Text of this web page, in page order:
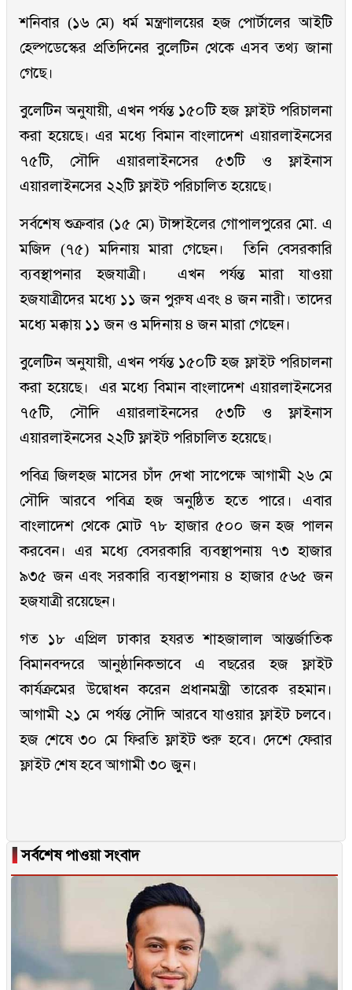
শনিবার (১৬ মে) ধর্ম মন্ত্রণালয়ের হজ পোর্টালের আইটি
হেল্পডেস্কের প্রতিদিনের বুলেটিন থেকে এসব তথ্য জানা
গেছে।
বুলেটিন অনুযায়ী, এখন পর্যন্ত ১৫০টি হজ ফ্লাইট পরিচালনা
করা হয়েছে। এর মধ্যে বিমান বাংলাদেশ এয়ারলাইনসের
৭৫টি, সৌদি এয়ারলাইনসের ৫৩টি ও ফ্লাইনাস
এয়ারলাইনসের ২২টি ফ্লাইট পরিচালিত হয়েছে।
সর্বশেষ শুক্রবার (১৫ মে) টাঙ্গাইলের গোপালপুরের মো. এ
মজিদ (৭৫) মদিনায় মারা গেছেন। তিনি বেসরকারি
ব্যবস্থাপনার হজযাত্রী। এখন পর্যন্ত মারা যাওয়া
হজযাত্রীদের মধ্যে ১১ জন পুরুষ এবং ৪ জন নারী। তাদের
মধ্যে মক্কায় ১১ জন ও মদিনায় ৪ জন মারা গেছেন।
বুলেটিন অনুযায়ী, এখন পর্যন্ত ১৫০টি হজ ফ্লাইট পরিচালনা
করা হয়েছে। এর মধ্যে বিমান বাংলাদেশ এয়ারলাইনসের
৭৫টি, সৌদি এয়ারলাইনসের ৫৩টি ও ফ্লাইনাস
এয়ারলাইনসের ২২টি ফ্লাইট পরিচালিত হয়েছে।
পবিত্র জিলহজ মাসের চাঁদ দেখা সাপেক্ষে আগামী ২৬ মে
সৌদি আরবে পবিত্র হজ অনুষ্ঠিত হতে পারে। এবার
বাংলাদেশ থেকে মোট ৭৮ হাজার ৫০০ জন হজ পালন
করবেন। এর মধ্যে বেসরকারি ব্যবস্থাপনায় ৭৩ হাজার
৯৩৫ জন এবং সরকারি ব্যবস্থাপনায় ৪ হাজার ৫৬৫ জন
হজযাত্রী রয়েছেন।
গত ১৮ এপ্রিল ঢাকার হযরত শাহজালাল আন্তর্জাতিক
বিমানবন্দরে আনুষ্ঠানিকভাবে এ বছরের হজ ফ্লাইট
কার্যক্রমের উদ্বোধন করেন প্রধানমন্ত্রী তারেক রহমান।
আগামী ২১ মে পর্যন্ত সৌদি আরবে যাওয়ার ফ্লাইট চলবে।
হজ শেষে ৩০ মে ফিরতি ফ্লাইট শুরু হবে। দেশে ফেরার
ফ্লাইট শেষ হবে আগামী ৩০ জুন।
▐সর্বশেষ পাওয়া সংবাদ